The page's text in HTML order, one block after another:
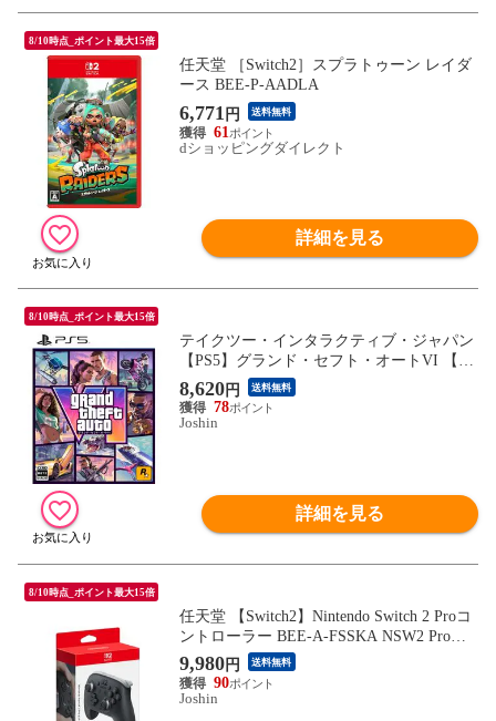
8/10時点_ポイント最大15倍
任天堂 ［Switch2］スプラトゥーン レイダ
ース BEE-P-AADLA
6,771 円 送料無料
61
dショッピングダイレクト
詳細を見る
8/10時点_ポイント最大15倍
テイクツー・インタラクティブ・ジャパン
【PS5】グランド・セフト・オートVI 【コ
ードインボックス版、配送日：2026年11月
12日、プレイ開始日：2026年11月19日】 E
LJM-31040 PS5 グランド セフト オ-ト 6
8,620円 送料無料
78
Joshin
詳細を見る
8/10時点_ポイント最大15倍
任天堂 【Switch2】Nintendo Switch 2 Proコ
ントローラー BEE-A-FSSKA NSW2 Proコ
ントローラー 【返品種別B】
9,980円 送料無料
90
Joshin